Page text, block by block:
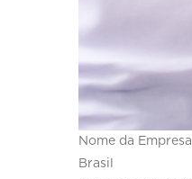
Nome da Empresa
Brasil